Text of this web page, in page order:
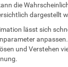
die
dargestellt
lässt sich
und Verstehen